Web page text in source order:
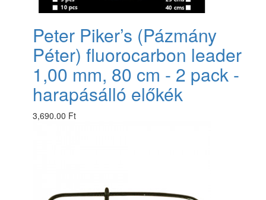
Peter Piker’s (Pázmány
Péter) fluorocarbon leader
1,00 mm, 80 cm - 2 pack -
harapásálló előkék
3,690.00 Ft